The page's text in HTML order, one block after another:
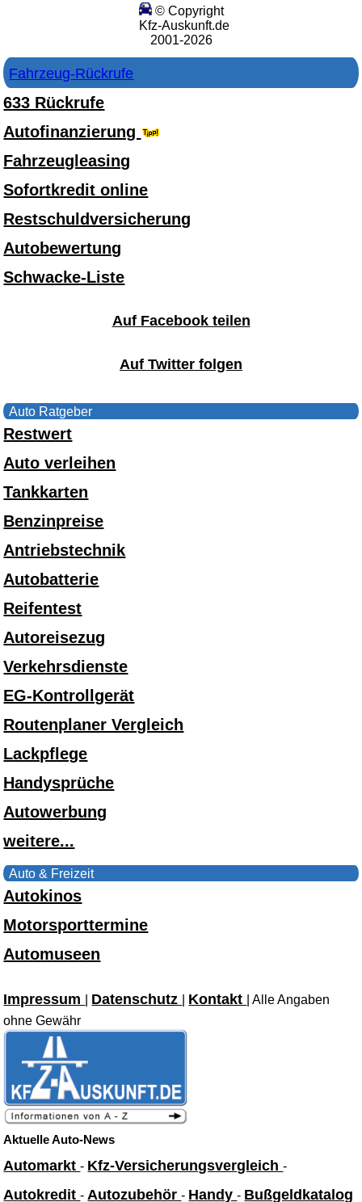
© Copyright
Kfz-Auskunft.de
2001-2026
Fahrzeug-Rückrufe
633 Rückrufe
Autofinanzierung
Fahrzeugleasing
Sofortkredit online
Restschuldversicherung
Autobewertung
Schwacke-Liste
Auf Facebook teilen
Auf Twitter folgen
Auto Ratgeber
Restwert
Auto verleihen
Tankkarten
Benzinpreise
Antriebstechnik
Autobatterie
Reifentest
Autoreisezug
Verkehrsdienste
EG-Kontrollgerät
Routenplaner Vergleich
Lackpflege
Handysprüche
Autowerbung
weitere...
Auto & Freizeit
Autokinos
Motorsporttermine
Automuseen
Impressum Datenschutz Kontakt
| Alle Angaben
ohne Gewähr
Aktuelle Auto-News
Automarkt- Kfz-Versicherungsvergleich-
Autokredit- Autozubehör- Handy- Bußgeldkatalog